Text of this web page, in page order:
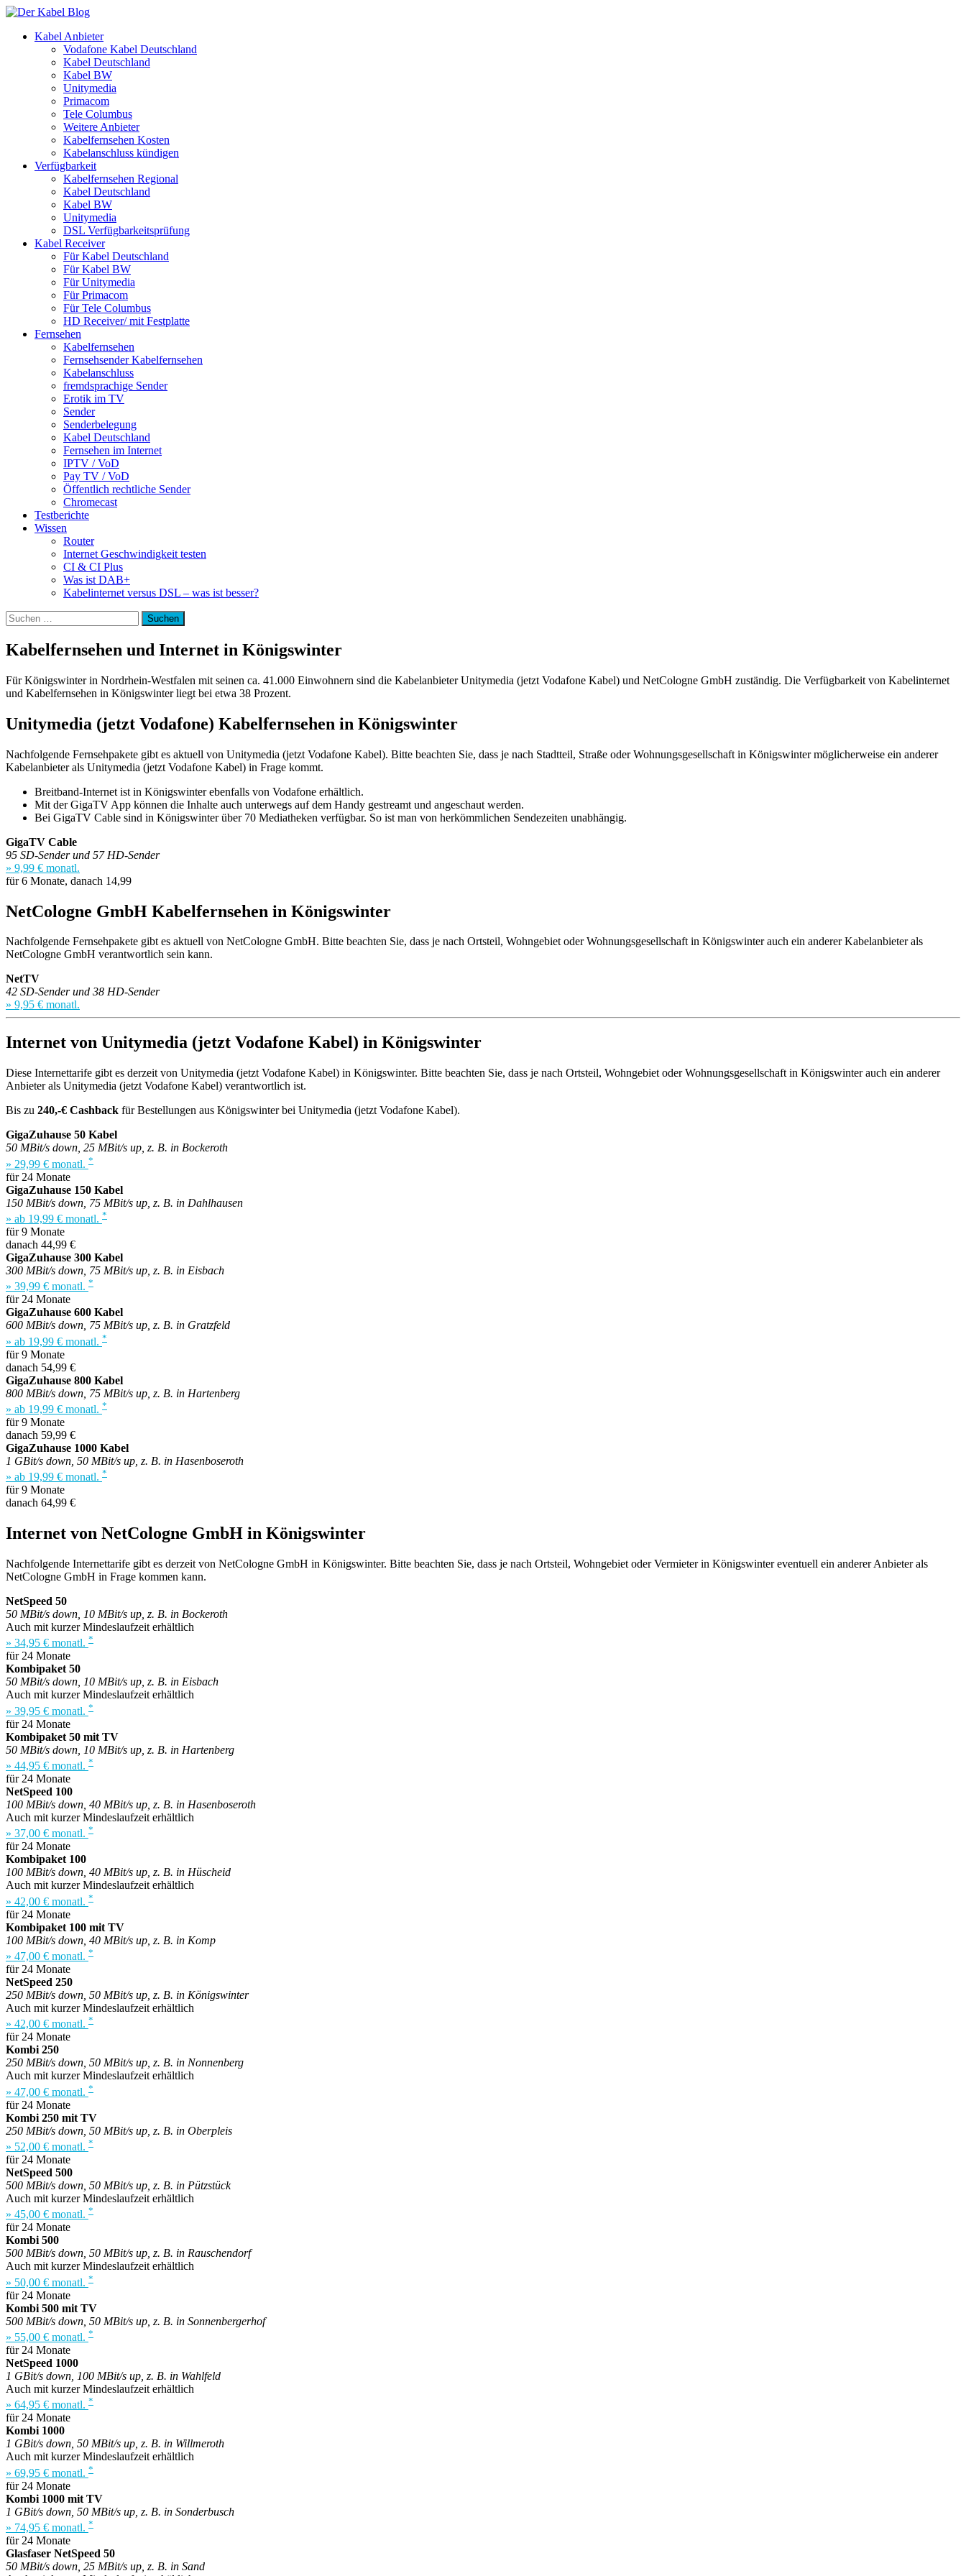
Kabel Anbieter
Vodafone Kabel Deutschland
Kabel Deutschland
Kabel BW
Unitymedia
Primacom
Tele Columbus
Weitere Anbieter
Kabelfernsehen Kosten
Kabelanschluss kündigen
Verfügbarkeit
Kabelfernsehen Regional
Kabel Deutschland
Kabel BW
Unitymedia
DSL Verfügbarkeitsprüfung
Kabel Receiver
Für Kabel Deutschland
Für Kabel BW
Für Unitymedia
Für Primacom
Für Tele Columbus
HD Receiver/ mit Festplatte
Fernsehen
Kabelfernsehen
Fernsehsender Kabelfernsehen
Kabelanschluss
fremdsprachige Sender
Erotik im TV
Sender
Senderbelegung
Kabel Deutschland
Fernsehen im Internet
IPTV / VoD
Pay TV / VoD
Öffentlich rechtliche Sender
Chromecast
Testberichte
Wissen
Router
Internet Geschwindigkeit testen
CI & CI Plus
Was ist DAB+
Kabelinternet versus DSL – was ist besser?
Suchen
nach:
Kabelfernsehen und Internet in Königswinter
Für Königswinter in Nordrhein-Westfalen mit seinen ca. 41.000 Einwohnern sind die Kabelanbieter Unitymedia (jetzt Vodafone Kabel) und NetCologne GmbH zuständig. Die Verfügbarkeit von Kabelinternet
und Kabelfernsehen in Königswinter liegt bei etwa 38 Prozent.
Unitymedia (jetzt Vodafone) Kabelfernsehen in Königswinter
Nachfolgende Fernsehpakete gibt es aktuell von Unitymedia (jetzt Vodafone Kabel). Bitte beachten Sie, dass je nach Stadtteil, Straße oder Wohnungsgesellschaft in Königswinter möglicherweise ein anderer
Kabelanbieter als Unitymedia (jetzt Vodafone Kabel) in Frage kommt.
Breitband-Internet ist in Königswinter ebenfalls von Vodafone erhältlich.
Mit der GigaTV App können die Inhalte auch unterwegs auf dem Handy gestreamt und angeschaut werden.
Bei GigaTV Cable sind in Königswinter über 70 Mediatheken verfügbar. So ist man von herkömmlichen Sendezeiten unabhängig.
GigaTV Cable
95 SD-Sender und 57 HD-Sender
» 9,99 € monatl.
für 6 Monate, danach 14,99
NetCologne GmbH Kabelfernsehen in Königswinter
Nachfolgende Fernsehpakete gibt es aktuell von NetCologne GmbH. Bitte beachten Sie, dass je nach Ortsteil, Wohngebiet oder Wohnungsgesellschaft in Königswinter auch ein anderer Kabelanbieter als
NetCologne GmbH verantwortlich sein kann.
NetTV
42 SD-Sender und 38 HD-Sender
» 9,95 € monatl.
Internet von Unitymedia (jetzt Vodafone Kabel) in Königswinter
Diese Internettarife gibt es derzeit von Unitymedia (jetzt Vodafone Kabel) in Königswinter. Bitte beachten Sie, dass je nach Ortsteil, Wohngebiet oder Wohnungsgesellschaft in Königswinter auch ein anderer
Anbieter als Unitymedia (jetzt Vodafone Kabel) verantwortlich ist.
Bis zu 240,-€ Cashback für Bestellungen aus Königswinter bei Unitymedia (jetzt Vodafone Kabel).
GigaZuhause 50 Kabel
50 MBit/s down, 25 MBit/s up, z. B. in Bockeroth
» 29,99 € monatl. *
für 24 Monate
GigaZuhause 150 Kabel
150 MBit/s down, 75 MBit/s up, z. B. in Dahlhausen
» ab 19,99 € monatl. *
für 9 Monate
danach 44,99 €
GigaZuhause 300 Kabel
300 MBit/s down, 75 MBit/s up, z. B. in Eisbach
» 39,99 € monatl. *
für 24 Monate
GigaZuhause 600 Kabel
600 MBit/s down, 75 MBit/s up, z. B. in Gratzfeld
» ab 19,99 € monatl. *
für 9 Monate
danach 54,99 €
GigaZuhause 800 Kabel
800 MBit/s down, 75 MBit/s up, z. B. in Hartenberg
» ab 19,99 € monatl. *
für 9 Monate
danach 59,99 €
GigaZuhause 1000 Kabel
1 GBit/s down, 50 MBit/s up, z. B. in Hasenboseroth
» ab 19,99 € monatl. *
für 9 Monate
danach 64,99 €
Internet von NetCologne GmbH in Königswinter
Nachfolgende Internettarife gibt es derzeit von NetCologne GmbH in Königswinter. Bitte beachten Sie, dass je nach Ortsteil, Wohngebiet oder Vermieter in Königswinter eventuell ein anderer Anbieter als
NetCologne GmbH in Frage kommen kann.
NetSpeed 50
50 MBit/s down, 10 MBit/s up, z. B. in Bockeroth
Auch mit kurzer Mindeslaufzeit erhältlich
» 34,95 € monatl. *
für 24 Monate
Kombipaket 50
50 MBit/s down, 10 MBit/s up, z. B. in Eisbach
Auch mit kurzer Mindeslaufzeit erhältlich
» 39,95 € monatl. *
für 24 Monate
Kombipaket 50 mit TV
50 MBit/s down, 10 MBit/s up, z. B. in Hartenberg
» 44,95 € monatl. *
für 24 Monate
NetSpeed 100
100 MBit/s down, 40 MBit/s up, z. B. in Hasenboseroth
Auch mit kurzer Mindeslaufzeit erhältlich
» 37,00 € monatl. *
für 24 Monate
Kombipaket 100
100 MBit/s down, 40 MBit/s up, z. B. in Hüscheid
Auch mit kurzer Mindeslaufzeit erhältlich
» 42,00 € monatl. *
für 24 Monate
Kombipaket 100 mit TV
100 MBit/s down, 40 MBit/s up, z. B. in Komp
» 47,00 € monatl. *
für 24 Monate
NetSpeed 250
250 MBit/s down, 50 MBit/s up, z. B. in Königswinter
Auch mit kurzer Mindeslaufzeit erhältlich
» 42,00 € monatl. *
für 24 Monate
Kombi 250
250 MBit/s down, 50 MBit/s up, z. B. in Nonnenberg
Auch mit kurzer Mindeslaufzeit erhältlich
» 47,00 € monatl. *
für 24 Monate
Kombi 250 mit TV
250 MBit/s down, 50 MBit/s up, z. B. in Oberpleis
» 52,00 € monatl. *
für 24 Monate
NetSpeed 500
500 MBit/s down, 50 MBit/s up, z. B. in Pützstück
Auch mit kurzer Mindeslaufzeit erhältlich
» 45,00 € monatl. *
für 24 Monate
Kombi 500
500 MBit/s down, 50 MBit/s up, z. B. in Rauschendorf
Auch mit kurzer Mindeslaufzeit erhältlich
» 50,00 € monatl. *
für 24 Monate
Kombi 500 mit TV
500 MBit/s down, 50 MBit/s up, z. B. in Sonnenbergerhof
» 55,00 € monatl. *
für 24 Monate
NetSpeed 1000
1 GBit/s down, 100 MBit/s up, z. B. in Wahlfeld
Auch mit kurzer Mindeslaufzeit erhältlich
» 64,95 € monatl. *
für 24 Monate
Kombi 1000
1 GBit/s down, 50 MBit/s up, z. B. in Willmeroth
Auch mit kurzer Mindeslaufzeit erhältlich
» 69,95 € monatl. *
für 24 Monate
Kombi 1000 mit TV
1 GBit/s down, 50 MBit/s up, z. B. in Sonderbusch
» 74,95 € monatl. *
für 24 Monate
Glasfaser NetSpeed 50
50 MBit/s down, 25 MBit/s up, z. B. in Sand